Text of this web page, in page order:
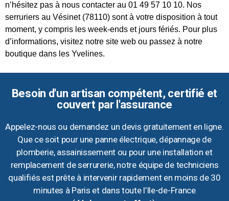
n’hésitez pas à nous contacter au 01 49 57 10 10. Nos
serruriers au Vésinet (78110) sont à votre disposition à tout
moment, y compris les week-ends et jours fériés. Pour plus
d’informations, visitez notre site web ou passez à notre
boutique dans les Yvelines.
Besoin d'un artisan compétent, certifié et
couvert par l'assurance
Appelez-nous ou demandez un devis gratuitement en ligne.
Que ce soit pour une panne électrique, dépannage de
plomberie, assainissement ou pour une installation et
remplacement de serrurerie, notre équipe de techniciens
qualifiés est prête à intervenir rapidement en moins de 30
minutes à Paris et dans toute l’Ile-de-France